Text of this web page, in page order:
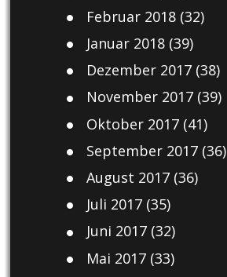
Februar 2018(32)
Januar 2018(39)
Dezember 2017(38)
November 2017(39)
Oktober 2017(41)
September 2017(36)
August 2017(36)
Juli 2017(35)
Juni 2017(32)
Mai 2017(33)